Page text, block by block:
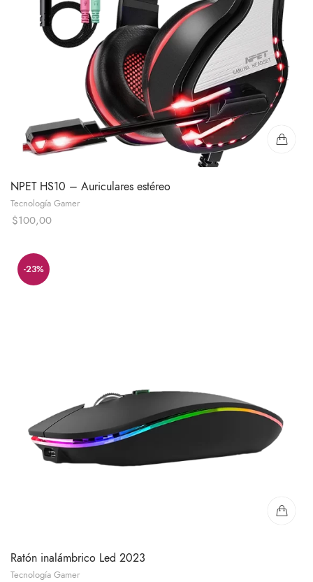
NPET HS10 – Auriculares estéreo
Tecnología Gamer
$100,00
-23%
Ratón inalámbrico Led 2023
Tecnología Gamer